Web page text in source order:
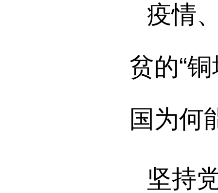
疫情
贫的“
国为何
坚持